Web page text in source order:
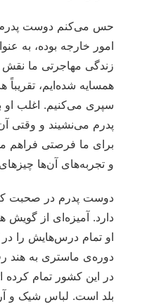
حس می‌کنم دوست پدرم
امور خارجه بوده، به
زندگی مهاجرتی ما
همسایه شده‌ایم،
سپری می‌کنیم. اغلب او
پدرم می‌نشیند و وقتی
برای ما فرصتی فراهم
و تجربه‌های آن‌ها
دوست پدرم در صحبت
دارد. آمیزه‌ای از گویش
او تمام درس‌هایش را در
دوره‌ی ماستری به هند
در این کشور تمام
بلد است. لباس شیک و